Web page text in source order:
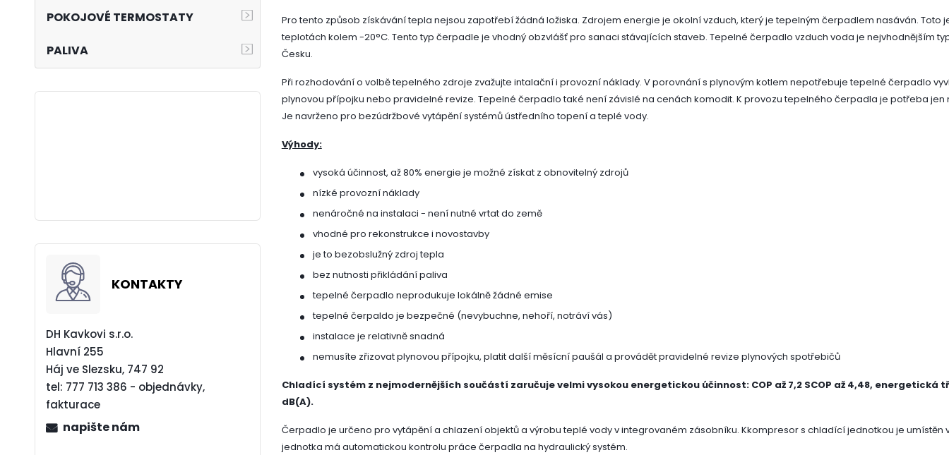
POKOJOVÉ TERMOSTATY
PALIVA
KONTAKTY
DH Kavkovi s.r.o.
Hlavní 255
Háj ve Slezsku, 747 92
tel: 777 713 386 - objednávky,
fakturace
napište nám
Pro tento způsob získávání tepla nejsou zapotřebí žádná ložiska. Zdrojem energie je okolní vzduch, který je tepelným čerpadlem nasáván. Toto
teplotách kolem -20°C. Tento typ čerpadle je vhodný obzvlášť pro sanaci stávajících staveb. Tepelné čerpadlo vzduch voda je nejvhodnějším
Česku.
Při rozhodování o volbě tepelného zdroje zvažujte intalační i provozní náklady. V porovnání s plynovým kotlem nepotřebuje tepelné čerpadlo
plynovou přípojku nebo pravidelné revize. Tepelné čerpadlo také není závislé na cenách komodit. K provozu tepelného čerpadla je potřeba
Je navrženo pro bezúdržbové vytápění systémů ústředního topení a teplé vody.
Výhody:
vysoká účinnost, až 80% energie je možné získat z obnovitelný zdrojů
nízké provozní náklady
nenáročné na instalaci - není nutné vrtat do země
vhodné pro rekonstrukce i novostavby
je to bezobslužný zdroj tepla
bez nutnosti přikládání paliva
tepelné čerpadlo neprodukuje lokálně žádné emise
tepelné čerpaldo je bezpečné (nevybuchne, nehoří, notráví vás)
instalace je relativně snadná
nemusíte zřizovat plynovou přípojku, platit další měsícní paušál a provádět pravidelné revize plynových spotřebičů
Chladící systém z nejmodernějších součástí zaručuje velmi vysokou energetickou účinnost: COP až 7,2 SCOP až 4,48, energetická
dB(A).
Čerpadlo je určeno pro vytápění a chlazení objektů a výrobu teplé vody v integrovaném zásobníku. Kkompresor s chladící jednotkou je umístěn
jednotka má automatickou kontrolu práce čerpadla na hydraulický systém.